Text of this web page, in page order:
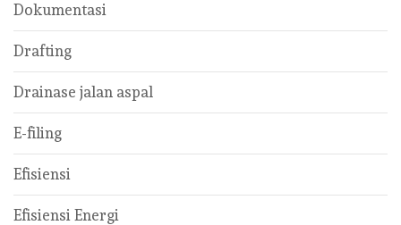
Dokumentasi
Drafting
Drainase jalan aspal
E-filing
Efisiensi
Efisiensi Energi